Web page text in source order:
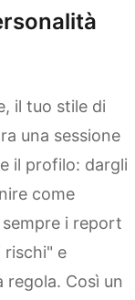
il tuo stile di
una sessione
il profilo: dargli
come
i report
rischi" e
Così un